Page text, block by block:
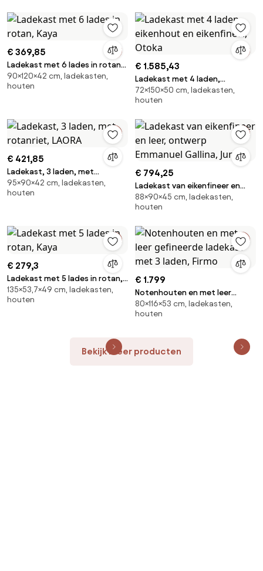
€ 369,85
Ladekast met 6 lades in rotan,
Kaya
90×120×42 cm, ladekasten,
houten
€ 1.585,43
Ladekast met 4 laden,
eikenhout en eikenfineer,
Otoka
72×150×50 cm, ladekasten,
houten
€ 421,85
Ladekast, 3 laden, met
rotanriet, LAORA
95×90×42 cm, ladekasten,
houten
€ 794,25
Ladekast van eikenfineer en
leer, ontwerp Emmanuel Gallina,
Junius
88×90×45 cm, ladekasten,
houten
€ 279,3
Ladekast met 5 lades in rotan,
Kaya
135×53,7×49 cm, ladekasten,
houten
€ 1.799
Notenhouten en met leer
gefineerde ladekast met 3
laden, Firmo
80×116×53 cm, ladekasten,
houten
Bekijk meer producten